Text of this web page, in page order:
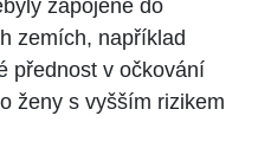
zapojené do
zemích, například
přednost v očkování
ženy s vyšším rizikem